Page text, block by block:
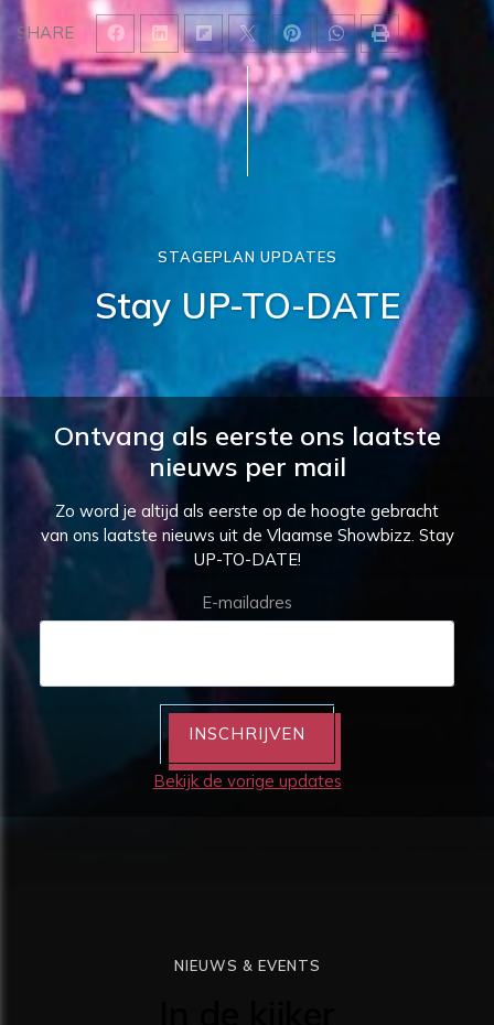
SHARE
STAGEPLAN UPDATES
Stay UP-TO-DATE
Ontvang als eerste ons laatste
nieuws per mail
Zo word je altijd als eerste op de hoogte gebracht
van ons laatste nieuws uit de Vlaamse Showbizz. Stay
UP-TO-DATE!
E-mailadres
INSCHRIJVEN
Bekijk de vorige updates
NIEUWS & EVENTS